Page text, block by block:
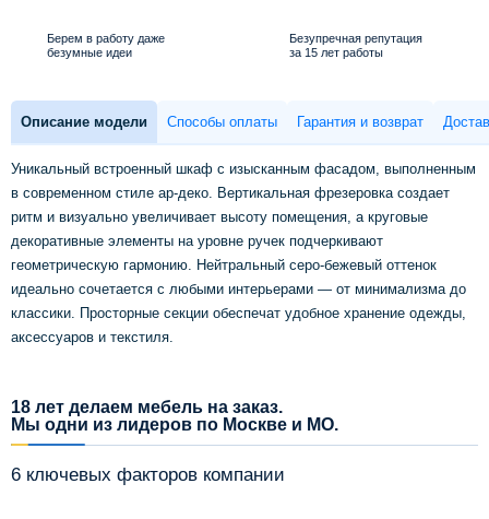
Берем в работу даже
безумные идеи
Безупречная репутация
за 15 лет работы
Описание модели Способы оплаты Гарантия и возврат
Уникальный встроенный шкаф с изысканным фасадом, выполненным
в современном стиле ар-деко. Вертикальная фрезеровка создает
ритм и визуально увеличивает высоту помещения, а круговые
декоративные элементы на уровне ручек подчеркивают
геометрическую гармонию. Нейтральный серо-бежевый оттенок
идеально сочетается с любыми интерьерами — от минимализма до
классики. Просторные секции обеспечат удобное хранение одежды,
аксессуаров и текстиля.
18 лет делаем мебель на заказ.
Мы одни из лидеров по Москве и МО.
6 ключевых факторов компании